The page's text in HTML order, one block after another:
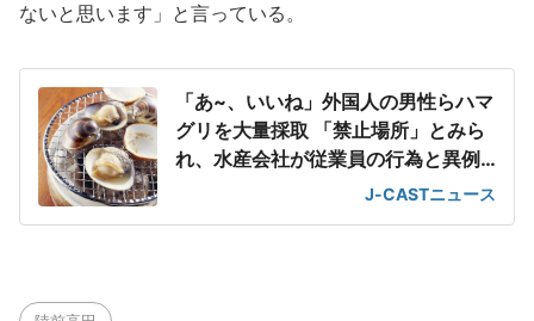
ないと思います」と言っている。
「あ~、いいね」外国人の男性らハマ
グリを大量採取 「禁止場所」とみら
れ、水産会社が従業員の行為と異例
J-CASTニュース